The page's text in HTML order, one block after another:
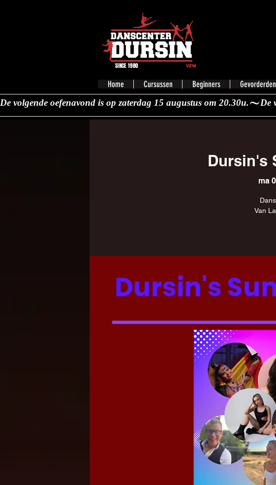
SINCE 1980 vzw
Home Cursussen Beginners Gevorderden
De volgende oefenavond is op zaterdag 15 augustus om 20.30u.
Dursin's
ma
Van